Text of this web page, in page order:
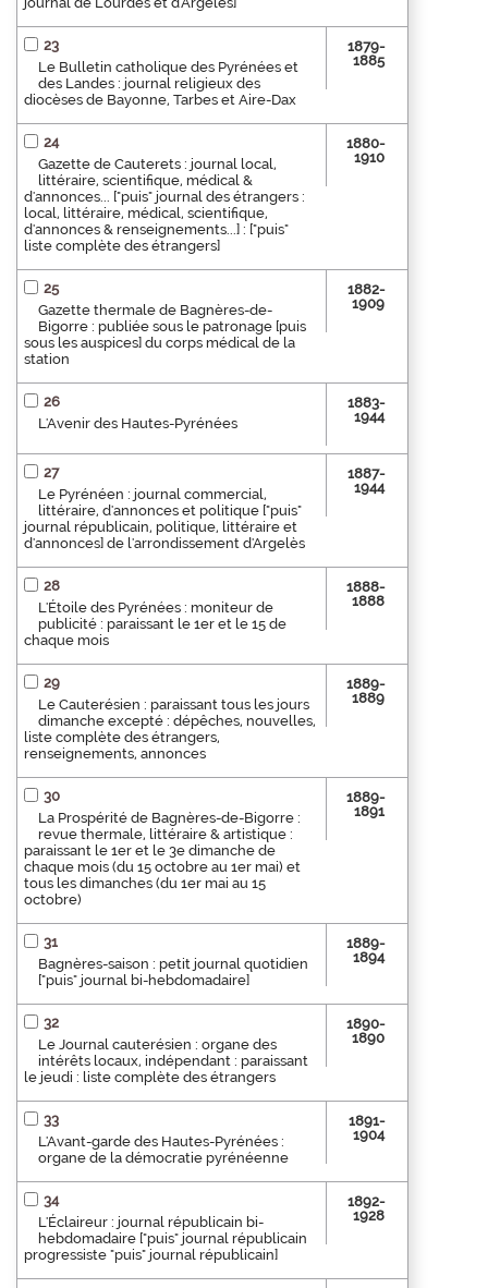
23
Le Bulletin catholique des Pyrénées et
des Landes : journal religieux des
diocèses de Bayonne, Tarbes et Aire-Dax
1879-
1885
24
Gazette de Cauterets : journal local,
littéraire, scientifique, médical &
d'annonces... ["puis" journal des étrangers :
local, littéraire, médical, scientifique,
d'annonces & renseignements...] : ["puis"
liste complète des étrangers]
1880-
1910
25
Gazette thermale de Bagnères-de-
Bigorre : publiée sous le patronage [puis
sous les auspices] du corps médical de la
station
1882-
1909
26
L'Avenir des Hautes-Pyrénées
1883-
1944
27
Le Pyrénéen : journal commercial,
littéraire, d'annonces et politique ["puis"
journal républicain, politique, littéraire et
d'annonces] de l'arrondissement d'Argelès
1887-
1944
28
L'Étoile des Pyrénées : moniteur de
publicité : paraissant le 1er et le 15 de
chaque mois
1888-
1888
29
Le Cauterésien : paraissant tous les jours
dimanche excepté : dépêches, nouvelles,
liste complète des étrangers,
renseignements, annonces
1889-
1889
30
La Prospérité de Bagnères-de-Bigorre :
revue thermale, littéraire & artistique :
paraissant le 1er et le 3e dimanche de
chaque mois (du 15 octobre au 1er mai) et
tous les dimanches (du 1er mai au 15
octobre)
1889-
1891
31
Bagnères-saison : petit journal quotidien
["puis" journal bi-hebdomadaire]
1889-
1894
32
Le Journal cauterésien : organe des
intérêts locaux, indépendant : paraissant
le jeudi : liste complète des étrangers
1890-
1890
33
L'Avant-garde des Hautes-Pyrénées :
organe de la démocratie pyrénéenne
1891-
1904
34
L'Éclaireur : journal républicain bi-
hebdomadaire ["puis" journal républicain
progressiste "puis" journal républicain]
1892-
1928